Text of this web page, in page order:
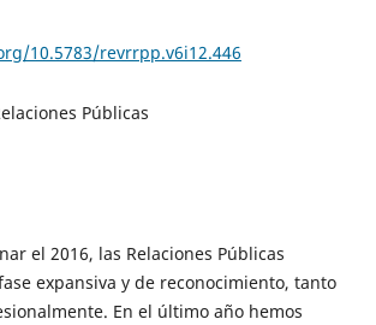
10.5783/revrrpp.v6i12.446
Públicas
el 2016, las Relaciones Públicas
expansiva y de reconocimiento, tanto
En el último año hemos